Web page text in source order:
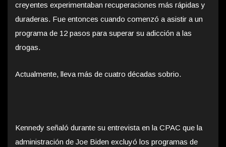
creyentes experimentaban recuperaciones más rápidas y
duraderas. Fue entonces cuando comenzó a asistir a un
programa de 12 pasos para superar su adicción a las
drogas.
Actualmente, lleva más de cuatro décadas sobrio.
Kennedy señaló durante su entrevista en la CPAC que la
administración de Joe Biden excluyó los programas de